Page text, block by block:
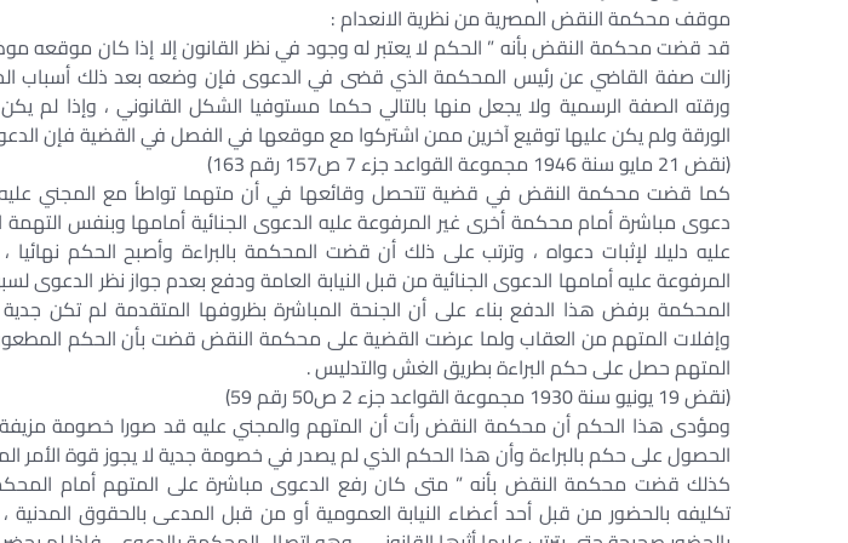
موقف محكمة النقض المصرية من نظرية الانعدام :
قد قضت محكمة النقض بأنه ” الحكم لا يعتبر له وجود في نظر القانون إلا إذا كان موقعه
زالت صفة القاضي عن رئيس المحكمة الذي قضى في الدعوى فإن وضعه بعد ذلك أسباب
ورقته الصفة الرسمية ولا يجعل منها بالتالي حكما مستوفيا الشكل القانوني ، وإذا لم
الورقة ولم يكن عليها توقيع آخرين ممن اشتركوا مع موقعها في الفصل في القضية فإن
(نقض 21 مايو سنة 1946 مجموعة القواعد جزء 7 ص157 رقم 163)
كما قضت محكمة النقض في قضية تتحصل وقائعها في أن متهما تواطأ مع المجني عليه
دعوى مباشرة أمام محكمة أخرى غير المرفوعة عليه الدعوى الجنائية أمامها وبنفس التهمة
عليه دليلا لإثبات دعواه ، وترتب على ذلك أن قضت المحكمة بالبراءة وأصبح الحكم
المرفوعة عليه أمامها الدعوى الجنائية من قبل النيابة العامة ودفع بعدم جواز نظر الدعوى
المحكمة برفض هذا الدفع بناء على أن الجنحة المباشرة بظروفها المتقدمة لم تكن
وإفلات المتهم من العقاب ولما عرضت القضية على محكمة النقض قضت بأن الحكم
المتهم حصل على حكم البراءة بطريق الغش والتدليس .
(نقض 19 يونيو سنة 1930 مجموعة القواعد جزء 2 ص50 رقم 59)
ومؤدى هذا الحكم أن محكمة النقض رأت أن المتهم والمجني عليه قد صورا خصومة
الحصول على حكم بالبراءة وأن هذا الحكم الذي لم يصدر في خصومة جدية لا يجوز قوة الأمر
كذلك قضت محكمة النقض بأنه ” متى كان رفع الدعوى مباشرة على المتهم أمام
تكليفه بالحضور من قبل أحد أعضاء النيابة العمومية أو من قبل المدعى بالحقوق